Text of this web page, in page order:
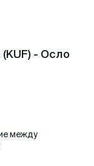
- Осло
между